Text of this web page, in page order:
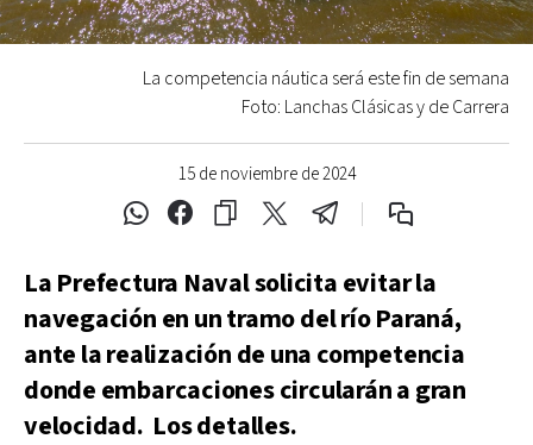
15 de noviembre de 2024
La competencia náutica será este fin de semana
Foto: Lanchas Clásicas y de Carrera
La Prefectura Naval solicita evitar la
navegación en un tramo del río Paraná,
ante la realización de una competencia
donde embarcaciones circularán a gran
velocidad. Los detalles.